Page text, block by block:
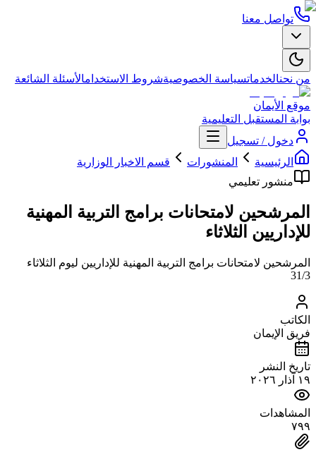
تواصل معنا
من نحنالخدماتسياسة الخصوصيةشروط الاستخدامالأسئلة الشائعة
موقع الأيمان
بوابة المستقبل التعليمية
دخول / تسجيل
الرئيسية
المنشورات
قسم الاخبار الوزارية
منشور تعليمي
المرشحين لامتحانات برامج التربية المهنية
للإداريين الثلاثاء
المرشحين لامتحانات برامج التربية المهنية للإداريين ليوم الثلاثاء
31/3
الكاتب
فريق الإيمان
تاريخ النشر
١٩ آذار ٢٠٢٦
المشاهدات
٧٩٩